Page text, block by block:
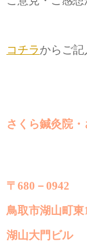
コチラからご
さくら鍼灸院
〒680－0942
鳥取市湖山町東
湖山大門ビル